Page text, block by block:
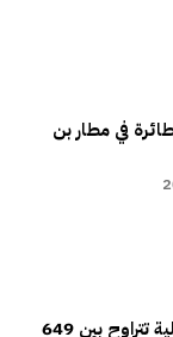
لطائرة في مطار بن
التأمين الوطني منحة مالية تتراوح بين 649